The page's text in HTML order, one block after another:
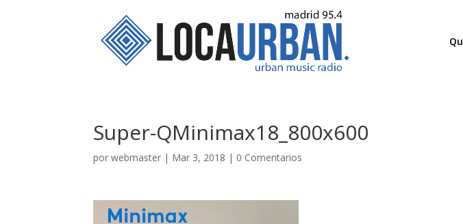
Super-QMinimax18_800x600
por webmaster | Mar 3, 2018 | 0 Comentarios